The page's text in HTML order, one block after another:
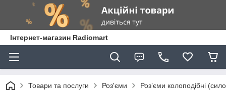
Інтернет-магазин Radiomart
Товари та послуги Роз'єми Розʼєми колоподібні